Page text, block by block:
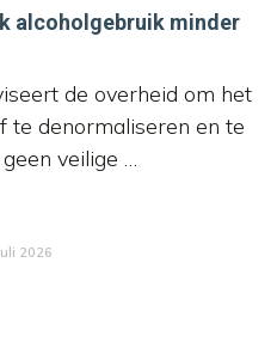
alcoholgebruik minder
de overheid om het
te denormaliseren en te
veilige …
2026